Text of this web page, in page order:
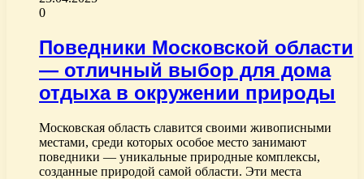
0
Поведники Московской области
— отличный выбор для дома
отдыха в окружении природы
Московская область славится своими живописными
местами, среди которых особое место занимают
поведники — уникальные природные комплексы,
созданные природой самой области. Эти места